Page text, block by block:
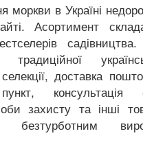
моркви в Україні
Асортимент
традиційної
селекції, доставка
консультація
захисту та інші
безтурботним